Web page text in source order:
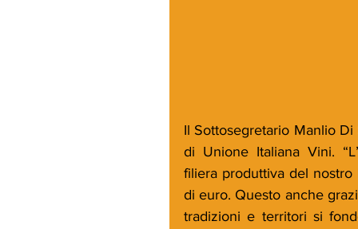
Il Sottosegretario Manlio
di Unione Italiana Vini.
filiera produttiva del
di euro. Questo anche
tradizioni e territori si